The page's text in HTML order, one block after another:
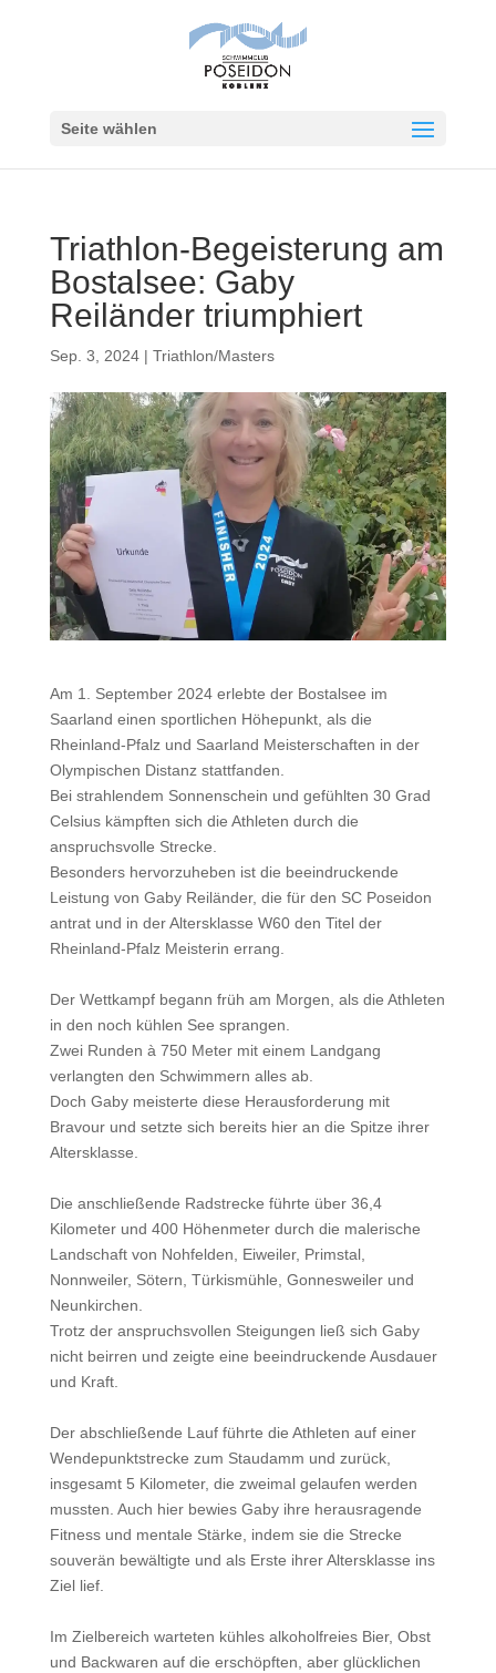
Seite wählen
Triathlon-Begeisterung am
Bostalsee: Gaby
Reiländer triumphiert
Sep. 3, 2024| Triathlon/Masters
Am 1. September 2024 erlebte der Bostalsee im
Saarland einen sportlichen Höhepunkt, als die
Rheinland-Pfalz und Saarland Meisterschaften in der
Olympischen Distanz stattfanden.
Bei strahlendem Sonnenschein und gefühlten 30 Grad
Celsius kämpften sich die Athleten durch die
anspruchsvolle Strecke.
Besonders hervorzuheben ist die beeindruckende
Leistung von Gaby Reiländer, die für den SC Poseidon
antrat und in der Altersklasse W60 den Titel der
Rheinland-Pfalz Meisterin errang.
Der Wettkampf begann früh am Morgen, als die Athleten
in den noch kühlen See sprangen.
Zwei Runden à 750 Meter mit einem Landgang
verlangten den Schwimmern alles ab.
Doch Gaby meisterte diese Herausforderung mit
Bravour und setzte sich bereits hier an die Spitze ihrer
Altersklasse.
Die anschließende Radstrecke führte über 36,4
Kilometer und 400 Höhenmeter durch die malerische
Landschaft von Nohfelden, Eiweiler, Primstal,
Nonnweiler, Sötern, Türkismühle, Gonnesweiler und
Neunkirchen.
Trotz der anspruchsvollen Steigungen ließ sich Gaby
nicht beirren und zeigte eine beeindruckende Ausdauer
und Kraft.
Der abschließende Lauf führte die Athleten auf einer
Wendepunktstrecke zum Staudamm und zurück,
insgesamt 5 Kilometer, die zweimal gelaufen werden
mussten. Auch hier bewies Gaby ihre herausragende
Fitness und mentale Stärke, indem sie die Strecke
souverän bewältigte und als Erste ihrer Altersklasse ins
Ziel lief.
Im Zielbereich warteten kühles alkoholfreies Bier, Obst
und Backwaren auf die erschöpften, aber glücklichen